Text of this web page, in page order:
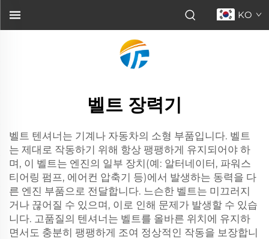
KO
벨트 장력기
벨트 텐셔너는 기계나 자동차의 소형 부품입니다. 벨트
는 제대로 작동하기 위해 항상 팽팽하게 유지되어야 하
며, 이 벨트는 엔진의 일부 장치(예: 알터네이터, 파워스
티어링 펌프, 에어컨 압축기 등)에서 발생하는 동력을 다
른 엔진 부품으로 전달합니다. 느슨한 벨트는 미끄러지
거나 끊어질 수 있으며, 이로 인해 문제가 발생할 수 있습
니다. 고품질의 텐셔너는 벨트를 올바른 위치에 유지하
면서도 충분히 팽팽하게 조여 정상적인 작동을 보장합니